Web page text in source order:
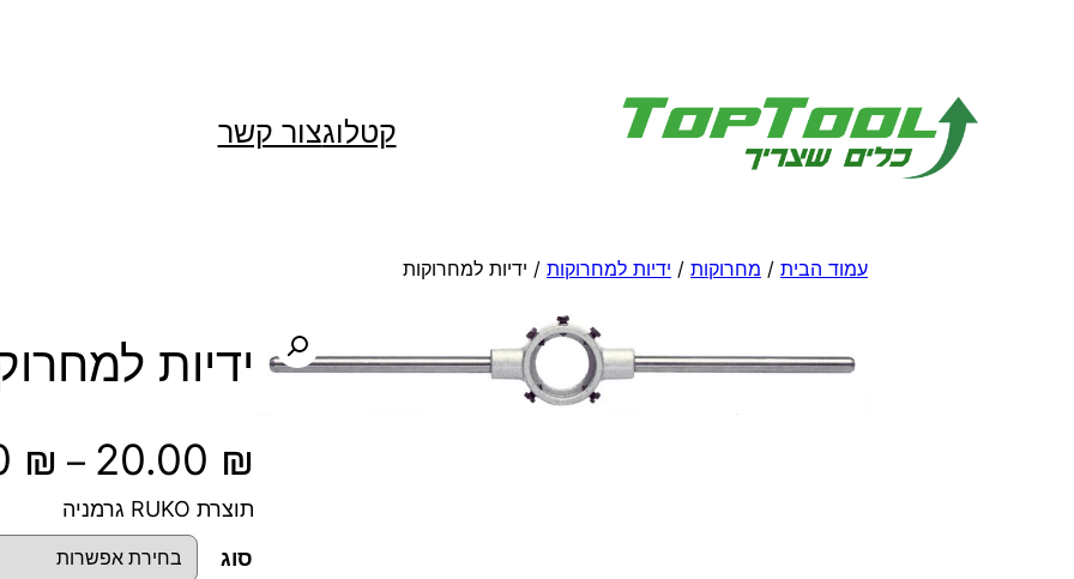
קטלוגצור קשר
עמוד הבית / מחרוקות / ידיות למחרוקות / ידיות למחרוקות
ידיות
20.00 ₪
–
₪
תוצרת RUKO גרמניה
סוג